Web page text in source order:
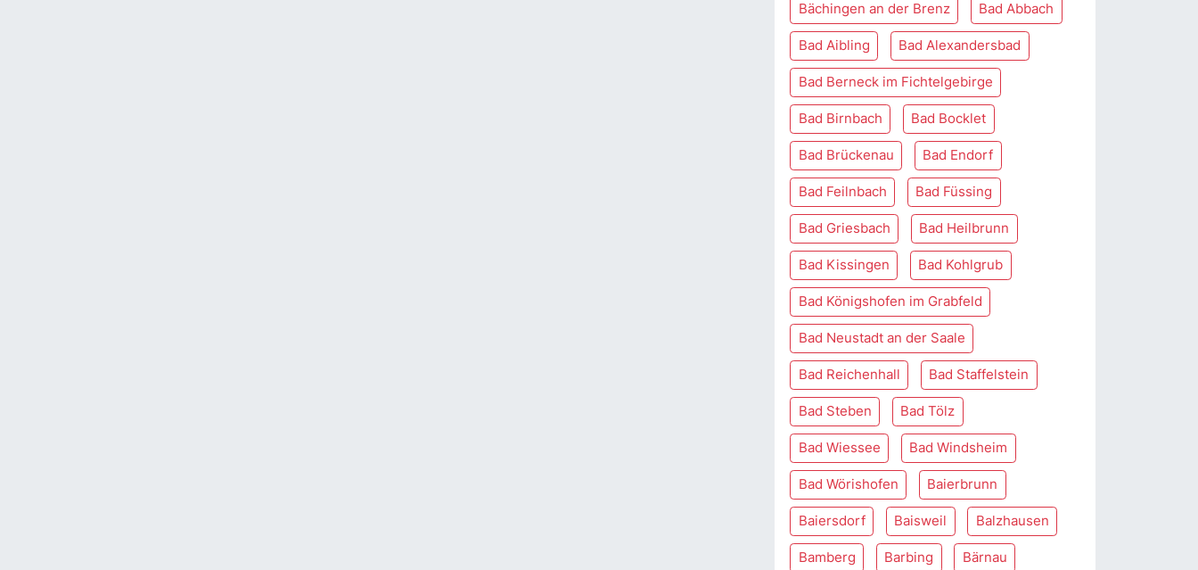
Bächingen an der Brenz Bad Abbach
Bad Aibling Bad Alexandersbad
Bad Berneck im Fichtelgebirge
Bad Birnbach Bad Bocklet
Bad Brückenau Bad Endorf
Bad Feilnbach Bad Füssing
Bad Griesbach Bad Heilbrunn
Bad Kissingen Bad Kohlgrub
Bad Königshofen im Grabfeld
Bad Neustadt an der Saale
Bad Reichenhall Bad Staffelstein
Bad Steben Bad Tölz
Bad Wiessee Bad Windsheim
Bad Wörishofen Baierbrunn
Baiersdorf Baisweil Balzhausen
Bamberg Barbing Bärnau